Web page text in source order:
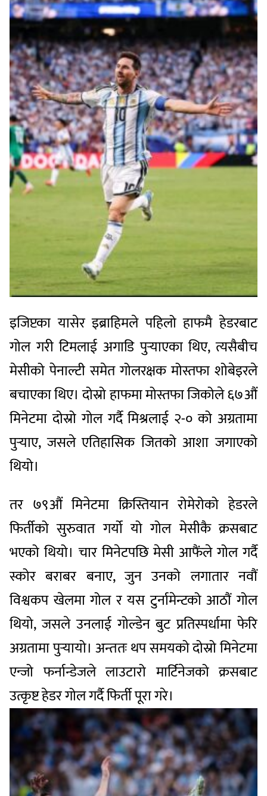
इजिप्टका यासेर इब्राहिमले पहिलो हाफमै हेडरबाट
गोल गरी टिमलाई अगाडि पुर्‍याएका थिए, त्यसैबीच
मेसीको पेनाल्टी समेत गोलरक्षक मोस्तफा शोबेइरले
बचाएका थिए। दोस्रो हाफमा मोस्तफा जिकोले ६७औं
मिनेटमा दोस्रो गोल गर्दै मिश्रलाई २-० को अग्रतामा
पुर्‍याए, जसले एतिहासिक जितको आशा जगाएको
थियो।
तर ७९औं मिनेटमा क्रिस्तियान रोमेरोको हेडरले
फिर्तीको सुरुवात गर्यो यो गोल मेसीकै क्रसबाट
भएको थियो। चार मिनेटपछि मेसी आफैंले गोल गर्दै
स्कोर बराबर बनाए, जुन उनको लगातार नवौं
विश्वकप खेलमा गोल र यस टुर्नामेन्टको आठौं गोल
थियो, जसले उनलाई गोल्डेन बुट प्रतिस्पर्धामा फेरि
अग्रतामा पुर्‍यायो। अन्ततः थप समयको दोस्रो मिनेटमा
एन्जो फर्नान्डेजले लाउटारो मार्टिनेजको क्रसबाट
उत्कृष्ट हेडर गोल गर्दै फिर्ती पूरा गरे।